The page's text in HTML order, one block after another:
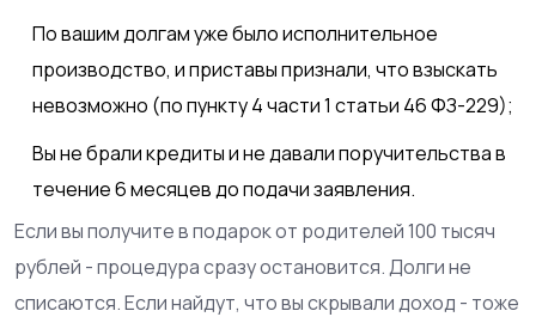
По вашим долгам уже было исполнительное
производство, и приставы признали, что взыскать
невозможно (по пункту 4 части 1 статьи 46 ФЗ-229);
Вы не брали кредиты и не давали поручительства в
течение 6 месяцев до подачи заявления.
Если вы получите в подарок от родителей 100 тысяч
рублей - процедура сразу остановится. Долги не
списаются. Если найдут, что вы скрывали доход - тоже